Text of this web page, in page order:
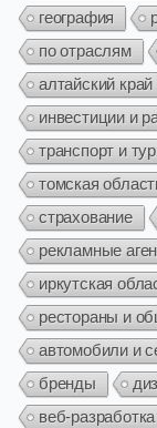
география
по отраслям
алтайский край
инвестиции и
транспорт и
томская
страхование
рекламные
иркутская
рестораны и
автомобили и
бренды
веб-разработка